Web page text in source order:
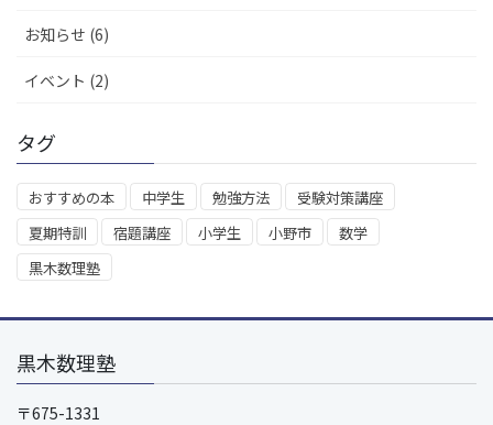
お知らせ (6)
イベント (2)
タグ
おすすめの本 中学生 勉強方法
受験対策講座
夏期特訓
宿題講座 小学生 小野市
数学
黒木数理塾
黒木数理塾
〒675-1331